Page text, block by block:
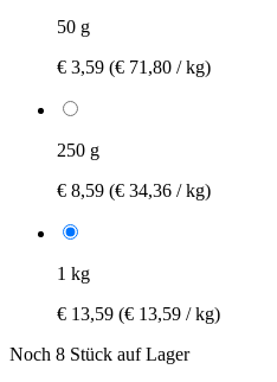
50 g
€ 3,59 (€ 71,80 / kg)
250 g
€ 8,59 (€ 34,36 / kg)
1 kg
€ 13,59 (€ 13,59 / kg)
Noch 8 Stück auf Lager